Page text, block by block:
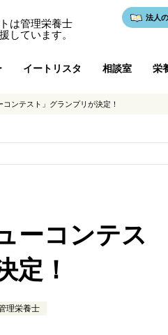
は管理栄養士
しています。
法人
イートリスタ 相談室 栄
コンテスト」グランプリが決定！
ーコンテス
定！
理栄養士